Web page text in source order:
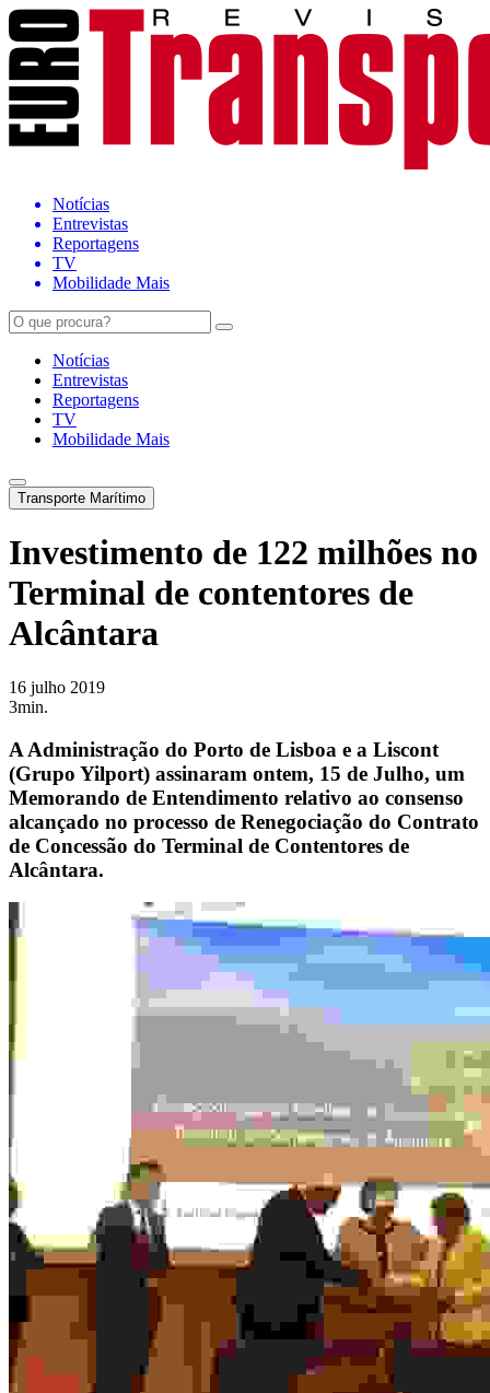
Notícias
Entrevistas
Reportagens
TV
Mobilidade Mais
Notícias
Entrevistas
Reportagens
TV
Mobilidade Mais
Transporte Marítimo
Investimento de 122 milhões no
Terminal de contentores de
Alcântara
16 julho 2019
3min.
A Administração do Porto de Lisboa e a Liscont
(Grupo Yilport) assinaram ontem, 15 de Julho, um
Memorando de Entendimento relativo ao consenso
alcançado no processo de Renegociação do Contrato
de Concessão do Terminal de Contentores de
Alcântara.